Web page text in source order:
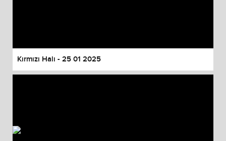
Kırmızı Halı - 25 01 2025